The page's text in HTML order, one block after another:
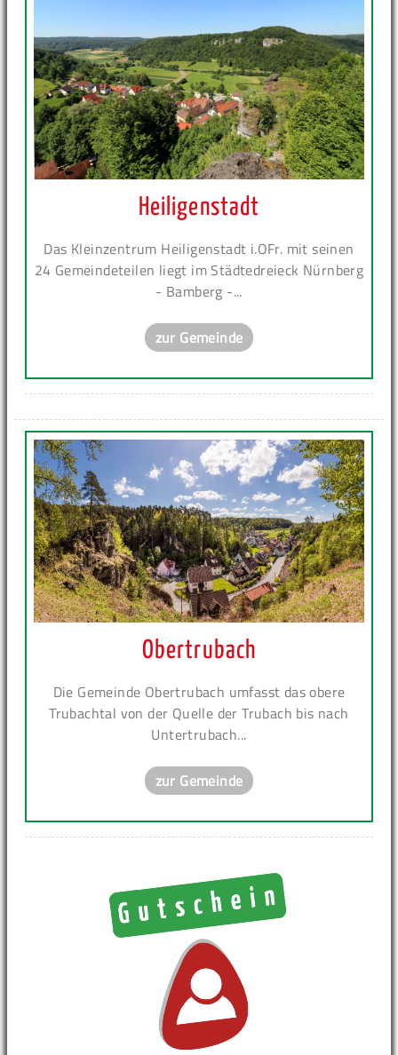
Heiligenstadt
Das Kleinzentrum Heiligenstadt i.OFr. mit seinen
24 Gemeindeteilen liegt im Städtedreieck Nürnberg
- Bamberg -...
zur Gemeinde
Obertrubach
Die Gemeinde Obertrubach umfasst das obere
Trubachtal von der Quelle der Trubach bis nach
Untertrubach...
zur Gemeinde